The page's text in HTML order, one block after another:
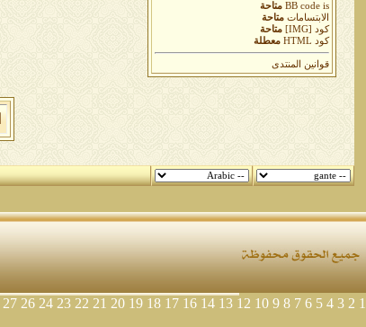
BB codeis
متاحة
الابتسامات متاحة
كود [IMG]
متاحة
كود HTML
معطلة
قوانين المنتدى
1
2
3
4
5
6
7
8
9
10
12
13
14
16
17
18
19
20
21
22
23
24
26
27